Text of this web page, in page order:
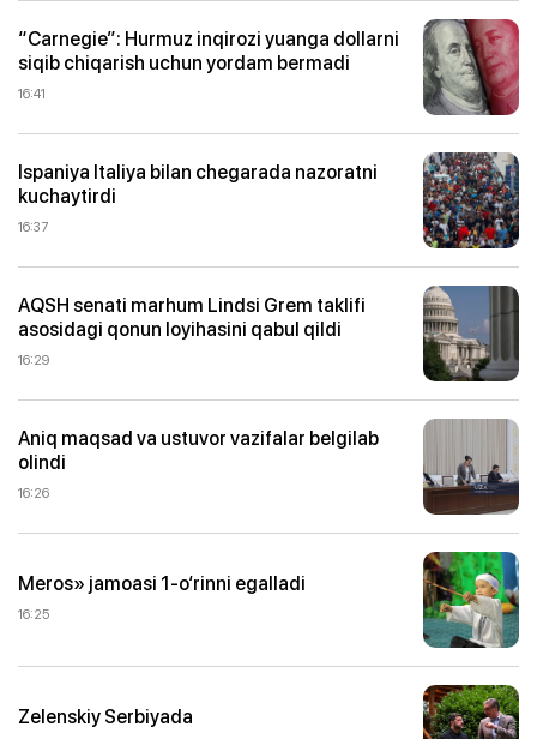
“Carnegie”: Hurmuz inqirozi yuanga dollarni
siqib chiqarish uchun yordam bermadi
16:41
Ispaniya Italiya bilan chegarada nazoratni
kuchaytirdi
16:37
AQSH senati marhum Lindsi Grem taklifi
asosidagi qonun loyihasini qabul qildi
16:29
Aniq maqsad va ustuvor vazifalar belgilab
olindi
16:26
Meros» jamoasi 1-o‘rinni egalladi
16:25
Zelenskiy Serbiyada